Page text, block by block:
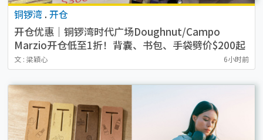
铜锣湾 . 开仓
开仓优惠｜铜锣湾时代广场Doughnut/Campo
Marzio开仓低至1折！背囊、书包、手袋劈价$200起
文 : 梁穎心 6小时前